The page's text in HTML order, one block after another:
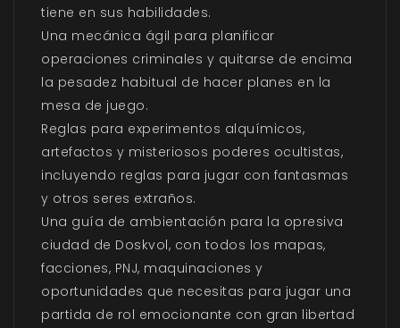
tiene en sus habilidades.
Una mecánica ágil para planificar
operaciones criminales y quitarse de encima
la pesadez habitual de hacer planes en la
mesa de juego.
Reglas para experimentos alquímicos,
artefactos y misteriosos poderes ocultistas,
incluyendo reglas para jugar con fantasmas
y otros seres extraños.
Una guía de ambientación para la opresiva
ciudad de Doskvol, con todos los mapas,
facciones, PNJ, maquinaciones y
oportunidades que necesitas para jugar una
partida de rol emocionante con gran libertad